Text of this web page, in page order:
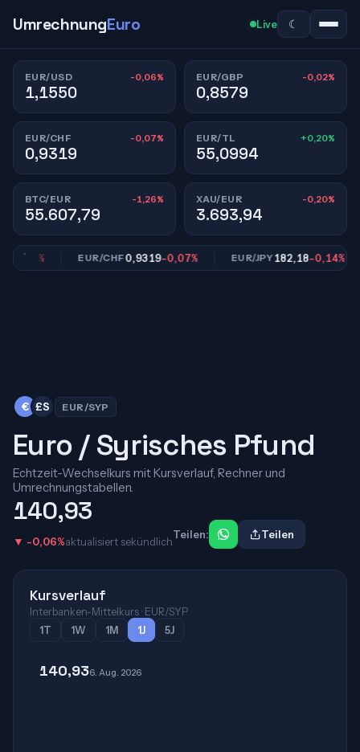
UmrechnungEuro Live ☾
EUR/USD -0,06%
1,1550
EUR/GBP -0,02%
0,8579
EUR/CHF -0,07%
0,9319
EUR/TL +0,20%
55,0994
BTC/EUR -1,26%
55.607,79
XAU/EUR -0,20%
3.693,94
EUR/CHF0,9319-0,07% EUR/JPY182,18-0,14%
€ £S EUR/SYP
Euro / Syrisches Pfund
Echtzeit-Wechselkurs mit Kursverlauf, Rechner und
Umrechnungstabellen.
140,93
▼ -0,06%aktualisiert sekündlich
Teilen: Teilen
Kursverlauf
Interbanken-Mittelkurs · EUR/SYP
1T
1W 1M 1J 5J
140,936. Aug. 2026